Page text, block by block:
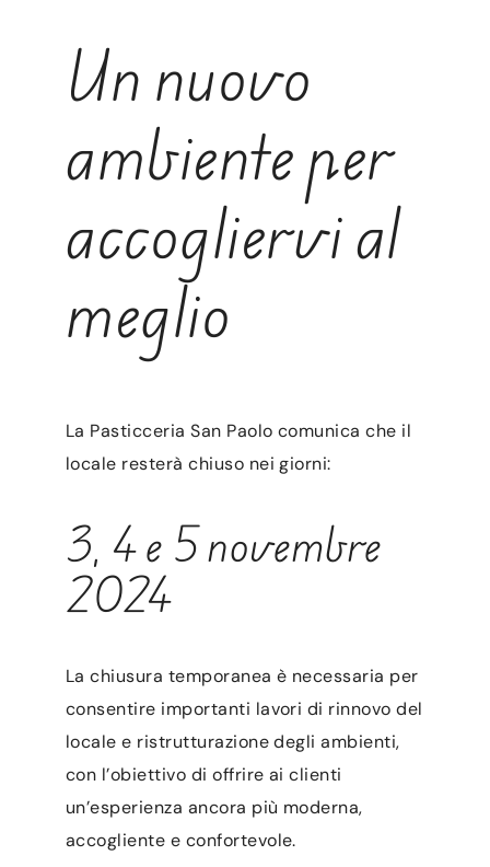
Un nuovo
ambiente per
accogliervi al
meglio
La Pasticceria San Paolo comunica che il
locale resterà chiuso nei giorni:
3, 4 e 5 novembre
2024
La chiusura temporanea è necessaria per
consentire importanti lavori di rinnovo del
locale e ristrutturazione degli ambienti,
con l’obiettivo di offrire ai clienti
un’esperienza ancora più moderna,
accogliente e confortevole.